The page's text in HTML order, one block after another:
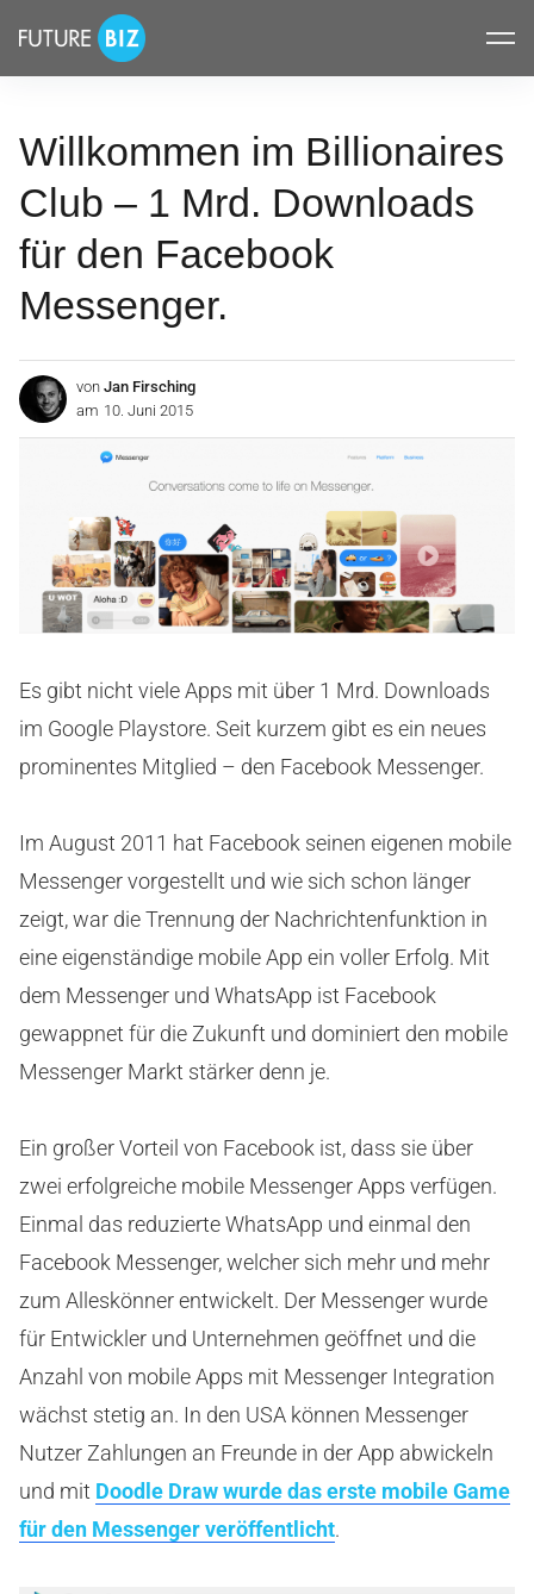
überspringen
FUTUREBIZ
Willkommen im Billionaires
Club – 1 Mrd. Downloads
für den Facebook
Messenger.
von Jan Firsching
am 10. Juni 2015
Es gibt nicht viele Apps mit über 1 Mrd. Downloads
im Google Playstore. Seit kurzem gibt es ein neues
prominentes Mitglied – den Facebook Messenger.
Im August 2011 hat Facebook seinen eigenen mobile
Messenger vorgestellt und wie sich schon länger
zeigt, war die Trennung der Nachrichtenfunktion in
eine eigenständige mobile App ein voller Erfolg. Mit
dem Messenger und WhatsApp ist Facebook
gewappnet für die Zukunft und dominiert den mobile
Messenger Markt stärker denn je.
Ein großer Vorteil von Facebook ist, dass sie über
zwei erfolgreiche mobile Messenger Apps verfügen.
Einmal das reduzierte WhatsApp und einmal den
Facebook Messenger, welcher sich mehr und mehr
zum Alleskönner entwickelt. Der Messenger wurde
für Entwickler und Unternehmen geöffnet und die
Anzahl von mobile Apps mit Messenger Integration
wächst stetig an. In den USA können Messenger
Nutzer Zahlungen an Freunde in der App abwickeln
und mit Doodle Draw wurde das erste mobile Game
für den Messenger veröffentlicht.